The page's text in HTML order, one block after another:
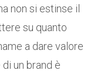
non si estinse il
su quanto
a dare valore
un brand è